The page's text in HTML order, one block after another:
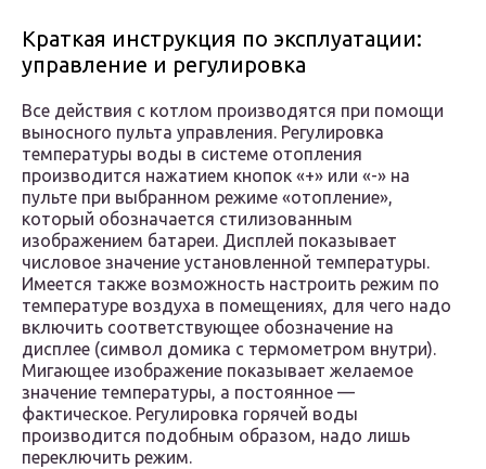
Краткая инструкция по эксплуатации:
управление и регулировка
Все действия с котлом производятся при помощи
выносного пульта управления. Регулировка
температуры воды в системе отопления
производится нажатием кнопок «+» или «-» на
пульте при выбранном режиме «отопление»,
который обозначается стилизованным
изображением батареи. Дисплей показывает
числовое значение установленной температуры.
Имеется также возможность настроить режим по
температуре воздуха в помещениях, для чего надо
включить соответствующее обозначение на
дисплее (символ домика с термометром внутри).
Мигающее изображение показывает желаемое
значение температуры, а постоянное —
фактическое. Регулировка горячей воды
производится подобным образом, надо лишь
переключить режим.